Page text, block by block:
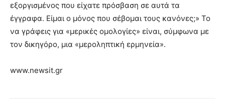
εξοργισμένος που είχατε πρόσβαση σε αυτά τα
έγγραφα. Είμαι ο μόνος που σέβομαι τους κανόνες;» Το
να γράφεις για «μερικές ομολογίες» είναι, σύμφωνα με
τον δικηγόρο, μια «μεροληπτική ερμηνεία».
www.newsit.gr